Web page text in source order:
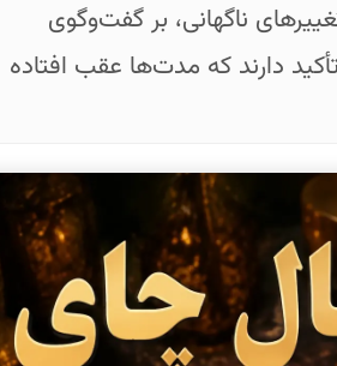
ناگهانی، بر گفت‌وگوی
دارند که مدت‌ها عقب افتاده